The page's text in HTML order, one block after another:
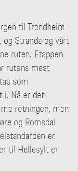
til Trondheim
Stranda og vårt
ruten. Etappen
rutens mest
som
i. Nå er det
retningen, men
og Romsdal
er
til Hellesylt er